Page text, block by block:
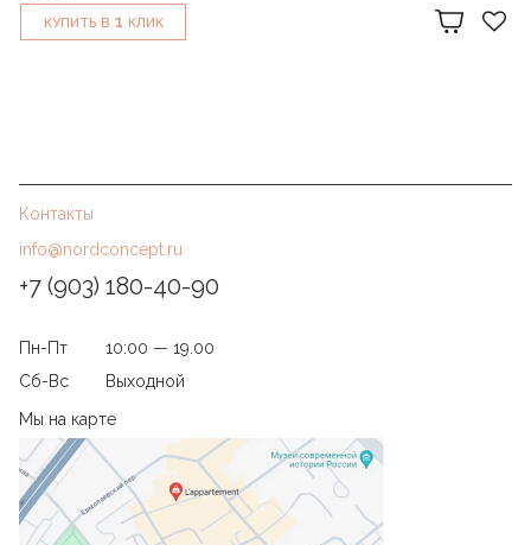
КУПИТЬ В 1 КЛИК
Контакты
info@nordconcept.ru
+7 (903) 180-40-90
Пн-Пт
10:00 — 19.00
Сб-Вс
Выходной
Мы на карте